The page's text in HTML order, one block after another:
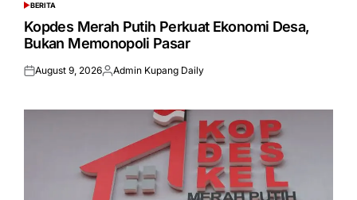
POSTED
IN
BERITA
Kopdes Merah Putih Perkuat Ekonomi Desa,
Bukan Memonopoli Pasar
Posted
August 9, 2026Posted
Admin Kupang Daily